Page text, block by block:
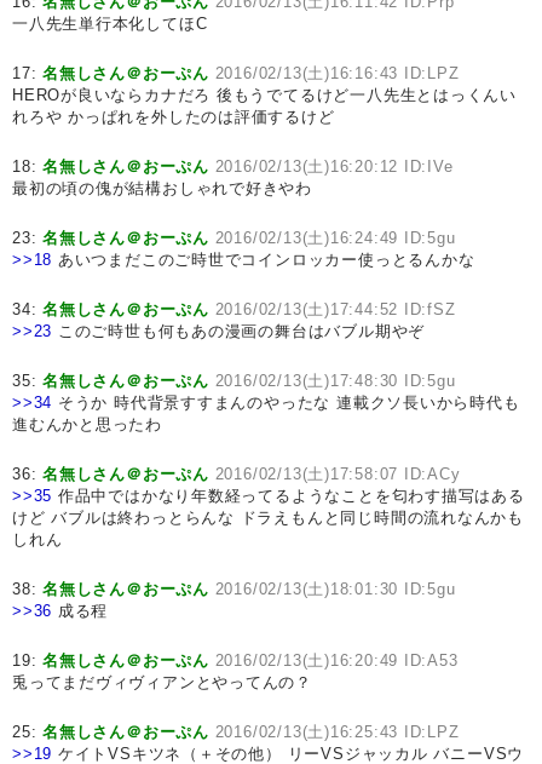
一八先生単行本化してほC
17:名無しさん＠おーぷん 2016/02/13(土)16:16:43 ID:LPZ
HEROが良いならカナだろ 後もうでてるけど一八先生とはっくんい
れろや かっぱれを外したのは評価するけど
18:名無しさん＠おーぷん 2016/02/13(土)16:20:12 ID:IVe
最初の頃の傀が結構おしゃれで好きやわ
23:名無しさん＠おーぷん 2016/02/13(土)16:24:49 ID:5gu
>>18 あいつまだこのご時世でコインロッカー使っとるんかな
34:名無しさん＠おーぷん 2016/02/13(土)17:44:52 ID:fSZ
>>23 このご時世も何もあの漫画の舞台はバブル期やぞ
35:名無しさん＠おーぷん 2016/02/13(土)17:48:30 ID:5gu
>>34 そうか 時代背景すすまんのやったな 連載クソ長いから時代も
進むんかと思ったわ
36:名無しさん＠おーぷん 2016/02/13(土)17:58:07 ID:ACy
>>35 作品中ではかなり年数経ってるようなことを匂わす描写はある
けど バブルは終わっとらんな ドラえもんと同じ時間の流れなんかも
しれん
38:名無しさん＠おーぷん 2016/02/13(土)18:01:30 ID:5gu
>>36 成る程
19:名無しさん＠おーぷん 2016/02/13(土)16:20:49 ID:A53
兎ってまだヴィヴィアンとやってんの？
25:名無しさん＠おーぷん 2016/02/13(土)16:25:43 ID:LPZ
>>19 ケイトVSキツネ（＋その他） リーVSジャッカル バニーVSウ